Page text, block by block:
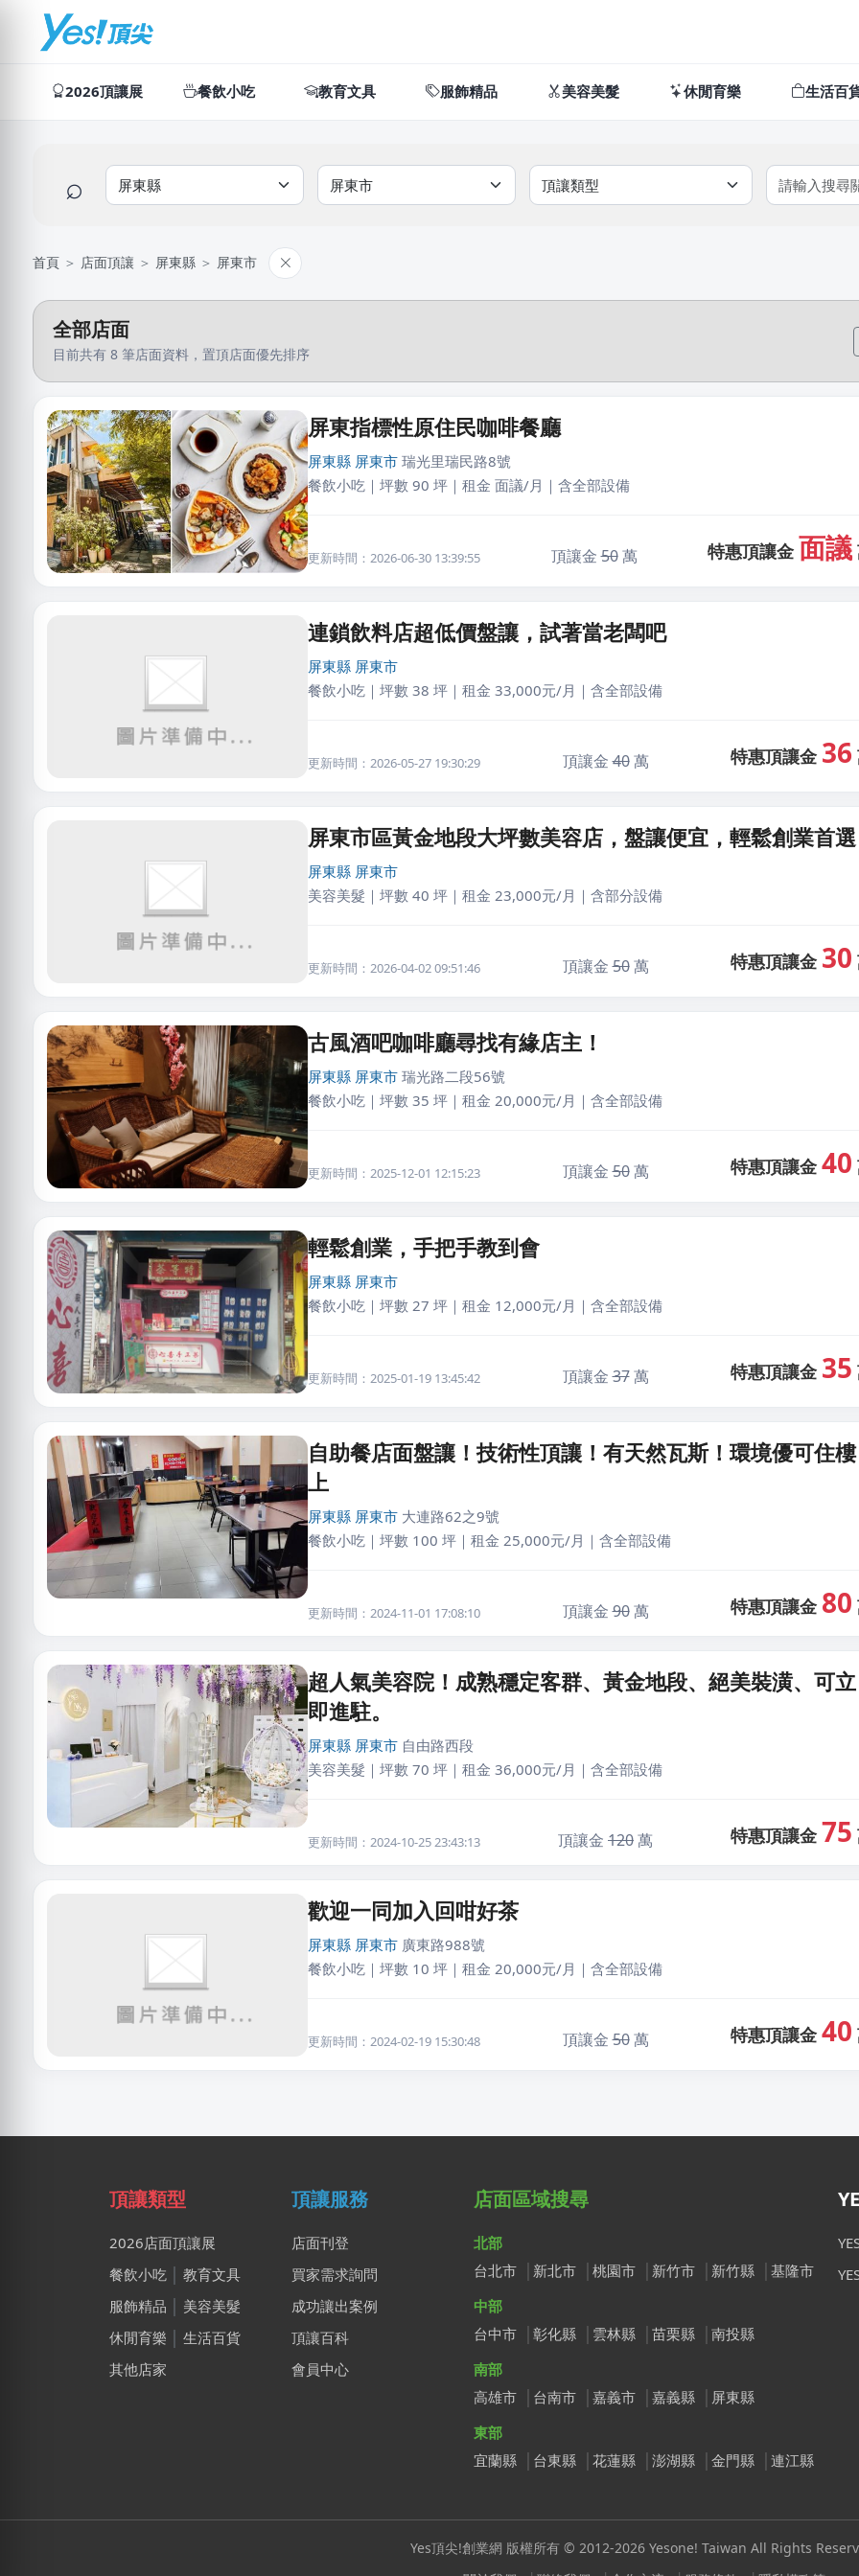
2026頂讓展 餐飲小吃 教育文具 服飾精品 美容美髮 休閒育樂 生活百
⌕
首頁 ＞ 店面頂讓 ＞ 屏東縣 ＞ 屏東市
全部店面
目前共有 8 筆店面資料，置頂店面優先排序
屏東指標性原住民咖啡餐廳
屏東縣 屏東市 瑞光里瑞民路8號
餐飲小吃｜坪數 90 坪｜租金 面議/月｜含全部設備
更新時間：2026-06-30 13:39:55 頂讓金50萬 特惠頂讓金 面議
連鎖飲料店超低價盤讓，試著當老闆吧
屏東縣 屏東市
餐飲小吃｜坪數 38 坪｜租金 33,000元/月｜含全部設備
更新時間：2026-05-27 19:30:29 頂讓金40萬 特惠頂讓金 36
屏東市區黃金地段大坪數美容店，盤讓便宜，輕鬆創業首選
屏東縣 屏東市
美容美髮｜坪數 40 坪｜租金 23,000元/月｜含部分設備
更新時間：2026-04-02 09:51:46 頂讓金50萬 特惠頂讓金 30
古風酒吧咖啡廳尋找有緣店主！
屏東縣 屏東市 瑞光路二段56號
餐飲小吃｜坪數 35 坪｜租金 20,000元/月｜含全部設備
更新時間：2025-12-01 12:15:23 頂讓金50萬 特惠頂讓金 40
輕鬆創業，手把手教到會
屏東縣 屏東市
餐飲小吃｜坪數 27 坪｜租金 12,000元/月｜含全部設備
更新時間：2025-01-19 13:45:42 頂讓金37萬 特惠頂讓金 35
自助餐店面盤讓！技術性頂讓！有天然瓦斯！環境優可住樓
上
屏東縣 屏東市 大連路62之9號
餐飲小吃｜坪數 100 坪｜租金 25,000元/月｜含全部設備
更新時間：2024-11-01 17:08:10 頂讓金90萬 特惠頂讓金 80
超人氣美容院！成熟穩定客群、黃金地段、絕美裝潢、可立
即進駐。
屏東縣 屏東市 自由路西段
美容美髮｜坪數 70 坪｜租金 36,000元/月｜含全部設備
更新時間：2024-10-25 23:43:13 頂讓金 120萬 特惠頂讓金 75
歡迎一同加入回咁好茶
屏東縣 屏東市 廣東路988號
餐飲小吃｜坪數 10 坪｜租金 20,000元/月｜含全部設備
更新時間：2024-02-19 15:30:48 頂讓金50萬 特惠頂讓金 40
頂讓類型
2026店面頂讓展
餐飲小吃
教育文具
服飾精品
美容美髮
休閒育樂
生活百貨
其他店家
頂讓服務
店面刊登
買家需求詢問
成功讓出案例
頂讓百科
會員中心
店面區域搜尋
北部
台北市
新北市 桃園市 新竹市 新竹縣
基隆市
中部
台中市
彰化縣 雲林縣 苗栗縣
南投縣
南部
高雄市
台南市 嘉義市 嘉義縣
屏東縣
東部
宜蘭縣
台東縣 花蓮縣 澎湖縣 金門縣 連江縣
Yes頂尖!創業網 版權所有 © 2012-2026 Yesone! Taiwan All Rights